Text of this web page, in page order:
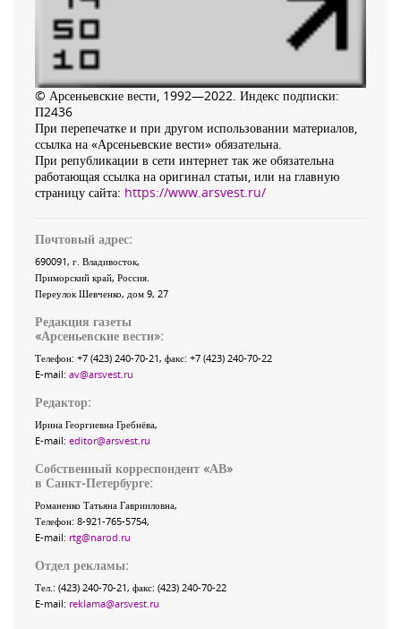
© Арсеньевские вести, 1992—2022. Индекс подписки:
П2436
При перепечатке и при другом использовании материалов,
ссылка на «Арсеньевские вести» обязательна.
При републикации в сети интернет так же обязательна
работающая ссылка на оригинал статьи, или на главную
страницу сайта: https://www.arsvest.ru/
Почтовый адрес:
690091, г. Владивосток,
Приморский край, Россия
Переулок Шевченко, дом 9, 27
Редакция газеты
«Арсеньевские вести»:
Телефон: +7 (423) 240-70-21, факс: +7 (423) 240-70-22
E-mail: av@arsvest.ru
Редактор:
Ирина Георгиевна Гребнёва,
E-mail: editor@arsvest.ru
Собственный корреспондент «АВ»
в Санкт-Петербурге:
Романенко Татьяна Гаврииловна,
Телефон: 8-921-765-5754,
E-mail: rtg@narod.ru
Отдел рекламы:
Тел.: (423) 240-70-21, факс: (423) 240-70-22
E-mail: reklama@arsvest.ru